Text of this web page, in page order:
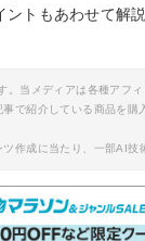
ントもあわせて解
。当メディアは各種アフ
で紹介している商品を購
作成に当たり、一部AI技